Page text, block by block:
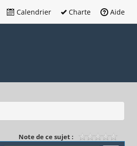
Calendrier Charte Aide
Note de ce sujet :